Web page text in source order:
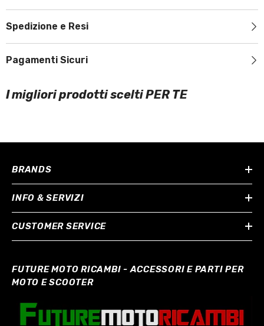
Spedizione e Resi
Pagamenti Sicuri
I migliori prodotti scelti PER TE
BRANDS
INFO & SERVIZI
CUSTOMER SERVICE
FUTURE MOTO RICAMBI - ACCESSORI E PARTI PER
MOTO E SCOOTER